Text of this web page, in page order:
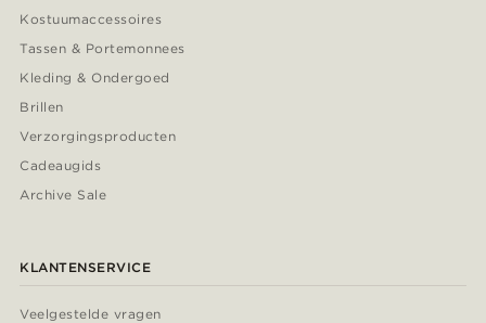
Kostuumaccessoires
Tassen & Portemonnees
Kleding & Ondergoed
Brillen
Verzorgingsproducten
Cadeaugids
Archive Sale
KLANTENSERVICE
Veelgestelde vragen